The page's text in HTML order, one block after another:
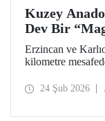
Kuzey
Dev Bir
Erzincan ve
kilometre
ezber bozucu
24 Şub 2026